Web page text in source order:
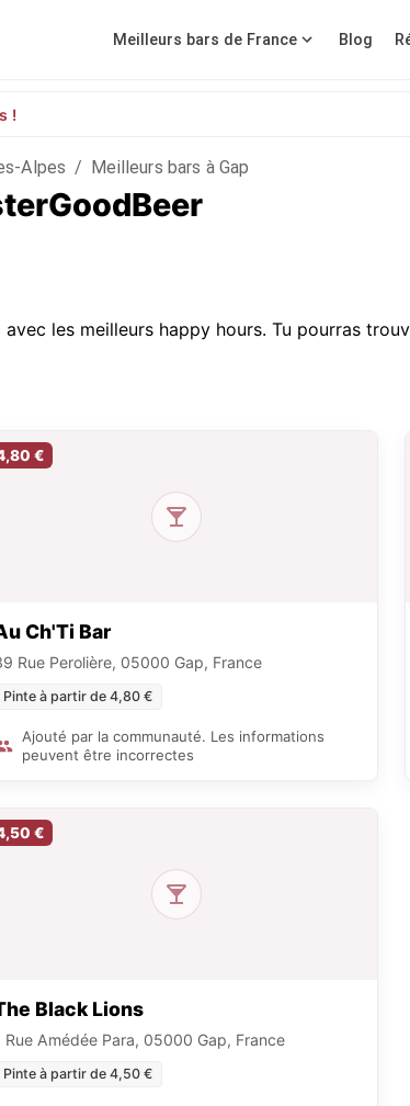
Meilleurs bars de France Blog
!
Alpes / Meilleurs bars à Gap
les meilleurs happy hours. Tu pourras
€
Ch'Ti Bar
Rue Perolière, 05000 Gap, France
Pinte à partir de 4,80 €
Ajouté par la communauté. Les informations
peuvent être incorrectes
€
Black Lions
Rue Amédée Para, 05000 Gap, France
Pinte à partir de 4,50 €